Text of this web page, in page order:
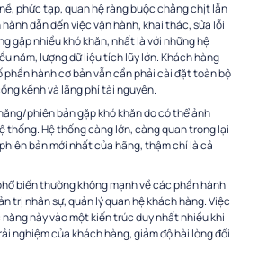
phức tạp, quan hệ ràng buộc chằng chịt lẫn
dẫn đến việc vận hành, khai thác, sửa lỗi
gặp nhiều khó khăn, nhất là với những hệ
năm, lượng dữ liệu tích lũy lớn. Khách hàng
phần hành cơ bản vẫn cần phải cài đặt toàn bộ
kềnh và lãng phí tài nguyên.
phiên bản gặp khó khăn do có thể ảnh
thống. Hệ thống càng lớn, càng quan trọng lại
bản mới nhất của hãng, thậm chí là cả
biến thường không mạnh về các phần hành
trị nhân sự, quản lý quan hệ khách hàng. Việc
này vào một kiến trúc duy nhất nhiều khi
nghiệm của khách hàng, giảm độ hài lòng đối